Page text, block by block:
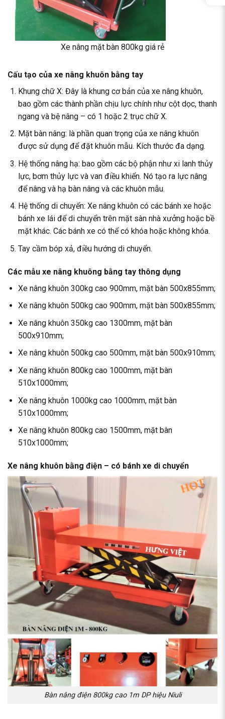
Xe nâng mặt bàn 800kg giá rẻ
Cấu tạo của xe nâng khuôn bằng tay
Khung chữ X: Đây là khung cơ bản của xe nâng khuôn,
bao gồm các thành phần chịu lực chính như cột dọc, thanh
ngang và bệ nâng – có 1 hoặc 2 trục chữ X.
Mặt bàn nâng: là phần quan trọng của xe nâng khuôn
được sử dụng để đặt khuôn mẫu. Kích thước đa dạng.
Hệ thống nâng hạ: bao gồm các bộ phận như xi lanh thủy
lực, bơm thủy lực và van điều khiển. Nó tạo ra lực nâng
để nâng và hạ bàn nâng và các khuôn mẫu.
Hệ thống di chuyển: Xe nâng khuôn có các bánh xe hoặc
bánh xe lái để di chuyển trên mặt sàn nhà xưởng hoặc bề
mặt khác. Các bánh xe có thể có khóa hoặc không khóa.
Tay cầm bóp xả, điều hướng di chuyển.
Các mẫu xe nâng khuông bằng tay thông dụng
Xe nâng khuôn 300kg cao 900mm, mặt bàn 500x855mm;
Xe nâng khuôn 500kg cao 900mm, mặt bàn 500x855mm;
Xe nâng khuôn 350kg cao 1300mm, mặt bàn
500x910mm;
Xe nâng khuôn 500kg cao 500mm, mặt bàn 500x910mm;
Xe nâng khuôn 800kg cao 1000mm, mặt bàn
510x1000mm;
Xe nâng khuôn 1000kg cao 1000mm, mặt bàn
510x1000mm;
Xe nâng khuôn 800kg cao 1500mm, mặt bàn
510x1000mm;
Xe nâng khuôn bằng điện – có bánh xe di chuyển
Bàn nâng điện 800kg cao 1m DP hiệu Niuli